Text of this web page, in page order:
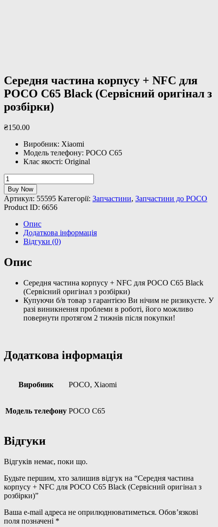
Середня частина корпусу + NFC для
POCO C65 Black (Сервісний оригінал з
розбірки)
₴150.00
Виробник: Xiaomi
Модель телефону: POCO C65
Клас якості: Original
Середня
частина
корпусу
+
NFC
POCO
C65
(Сервісний
оригінал
розбірки)
кількість
Buy Now
Артикул: 55595 Категорії: Запчастини, Запчастини до POCO
Product ID: 6656
Опис
Додаткова інформація
Відгуки (0)
Опис
Середня частина корпусу + NFC для POCO C65 Black
(Сервісний оригінал з розбірки)
Купуючи б/в товар з гарантією Ви нічим не ризикуєте. У
разі виникнення проблеми в роботі, його можливо
повернути протягом 2 тижнів після покупки!
Додаткова інформація
Виробник POCO, Xiaomi
Модель телефону POCO C65
Відгуки
Відгуків немає, поки що.
Будьте першим, хто залишив відгук на “Середня частина
корпусу + NFC для POCO C65 Black (Сервісний оригінал з
розбірки)”
Ваша e-mail адреса не оприлюднюватиметься. Обов’язкові
поля позначені *